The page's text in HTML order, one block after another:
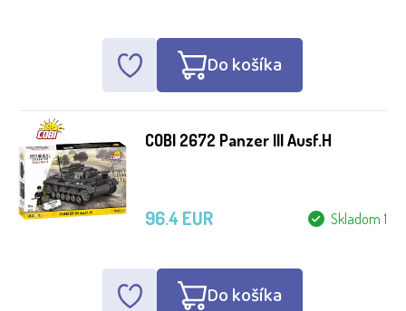
Do košíka
COBI 2672 Panzer III Ausf.H
Skladom 1
96.4 EUR
Do košíka